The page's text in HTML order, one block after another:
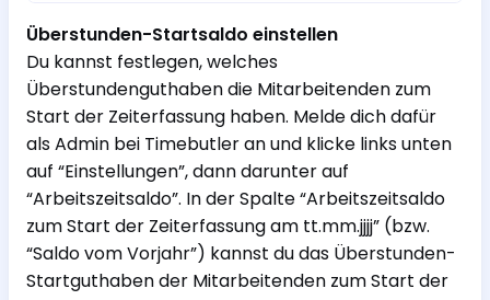
Überstunden-Startsaldo einstellen
Du kannst festlegen, welches
Überstundenguthaben die Mitarbeitenden zum
Start der Zeiterfassung haben. Melde dich dafür
als Admin bei Timebutler an und klicke links unten
auf “Einstellungen”, dann darunter auf
“Arbeitszeitsaldo”. In der Spalte “Arbeitszeitsaldo
zum Start der Zeiterfassung am tt.mm.jjjj” (bzw.
“Saldo vom Vorjahr”) kannst du das Überstunden-
Startguthaben der Mitarbeitenden zum Start der